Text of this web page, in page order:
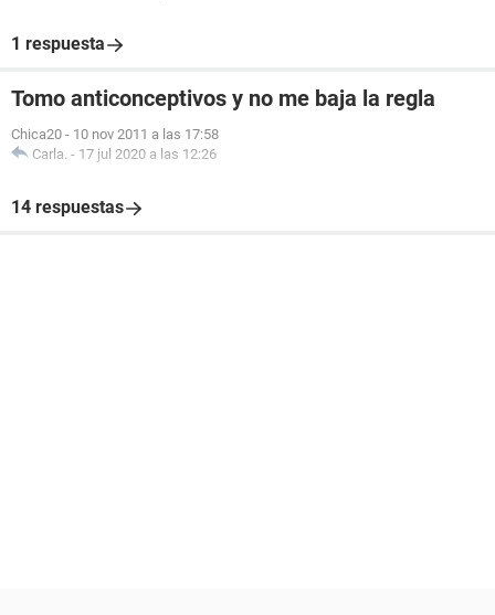
1 respuesta
Tomo anticonceptivos y no me baja la regla
Chica20 - 10 nov 2011 a las 17:58
Carla. - 17 jul 2020 a las 12:26
14 respuestas